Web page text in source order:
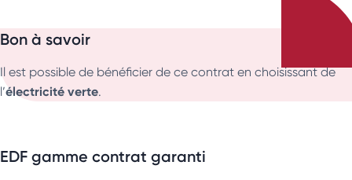
Bon à savoir
Il est possible de bénéficier de ce contrat en choisissant de
l’électricité verte.
EDF gamme contrat garanti